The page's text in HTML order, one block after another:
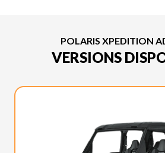
POLARIS XPEDITION
VERSIONS